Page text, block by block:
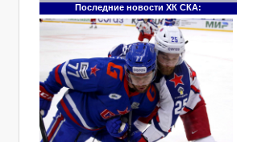
Последние новости ХК СКА: